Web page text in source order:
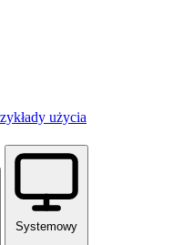
użycia
Systemowy